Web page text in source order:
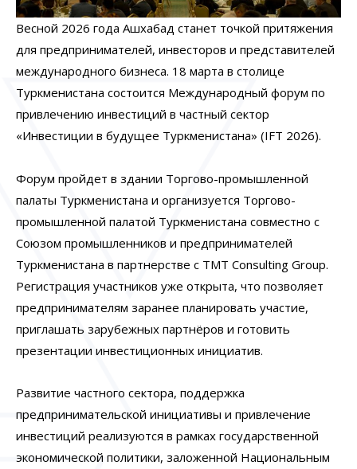
Весной 2026 года Ашхабад станет точкой притяжения
для предпринимателей, инвесторов и представителей
международного бизнеса. 18 марта в столице
Туркменистана состоится Международный форум по
привлечению инвестиций в частный сектор
«Инвестиции в будущее Туркменистана» (IFT 2026).
Форум пройдет в здании Торгово-промышленной
палаты Туркменистана и организуется Торгово-
промышленной палатой Туркменистана совместно с
Союзом промышленников и предпринимателей
Туркменистана в партнерстве с TMT Consulting Group.
Регистрация участников уже открыта, что позволяет
предпринимателям заранее планировать участие,
приглашать зарубежных партнёров и готовить
презентации инвестиционных инициатив.
Развитие частного сектора, поддержка
предпринимательской инициативы и привлечение
инвестиций реализуются в рамках государственной
экономической политики, заложенной Национальным